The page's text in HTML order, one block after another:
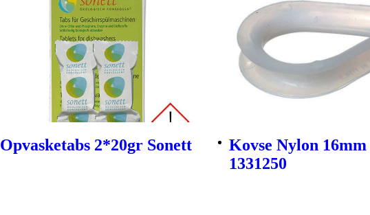
Opvasketabs 2*20gr Sonett
Kovse Nylon 16mm
1331250